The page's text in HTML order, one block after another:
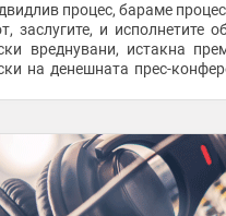
процес, бараме процес
заслугите, и исполнетите
вреднувани, истакна
на денешната прес-